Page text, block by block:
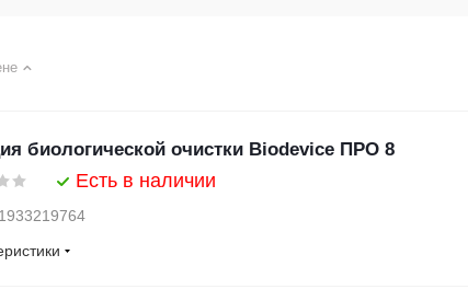
биологической очистки Biodevice ПРО 8
Есть в наличии